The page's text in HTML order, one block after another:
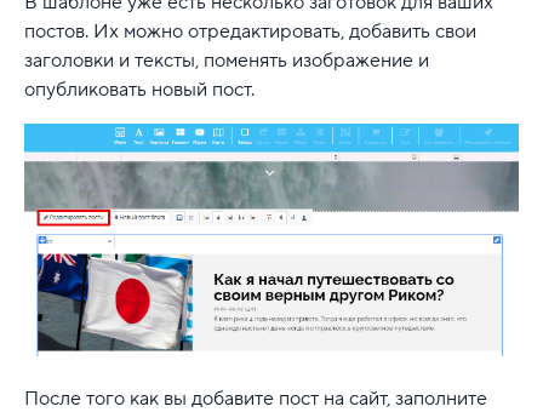
постов. Их можно отредактировать, добавить свои
заголовки и тексты, поменять изображение и
опубликовать новый пост.
После того как вы добавите пост на сайт, заполните